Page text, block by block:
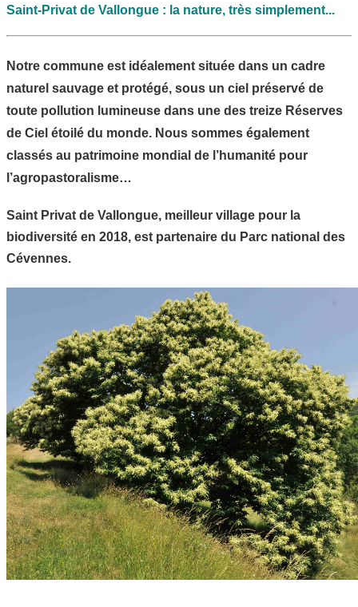
Saint-Privat de Vallongue : la nature, très simplement...
Notre commune est idéalement située dans un cadre
naturel sauvage et protégé, sous un ciel préservé de
toute pollution lumineuse dans une des treize Réserves
de Ciel étoilé du monde. Nous sommes également
classés au patrimoine mondial de l’humanité pour
l’agropastoralisme…
Saint Privat de Vallongue, meilleur village pour la
biodiversité en 2018, est partenaire du Parc national des
Cévennes.